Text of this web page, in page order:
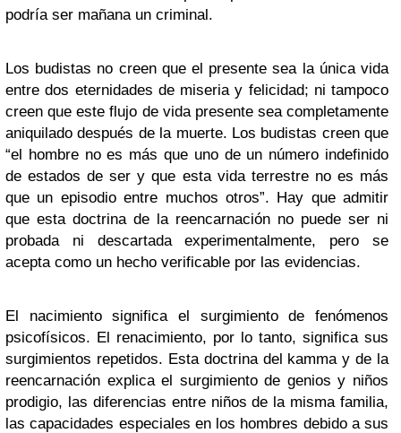
podría ser mañana un criminal.
Los budistas no creen que el presente sea la única vida
entre dos eternidades de miseria y felicidad; ni tampoco
creen que este flujo de vida presente sea completamente
aniquilado después de la muerte. Los budistas creen que
“el hombre no es más que uno de un número indefinido
de estados de ser y que esta vida terrestre no es más
que un episodio entre muchos otros”. Hay que admitir
que esta doctrina de la reencarnación no puede ser ni
probada ni descartada experimentalmente, pero se
acepta como un hecho verificable por las evidencias.
El nacimiento significa el surgimiento de fenómenos
psicofísicos. El renacimiento, por lo tanto, significa sus
surgimientos repetidos. Esta doctrina del kamma y de la
reencarnación explica el surgimiento de genios y niños
prodigio, las diferencias entre niños de la misma familia,
las capacidades especiales en los hombres debido a sus